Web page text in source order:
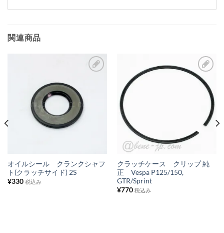
関連商品
ス
オイルシール クランクシャフ
ト(クラッチサイド) 2S
¥330 税込み
お
り
ス
クラッチケース クリップ 純
正 Vespa P125/150,
GTR/Sprint
¥770 税込み